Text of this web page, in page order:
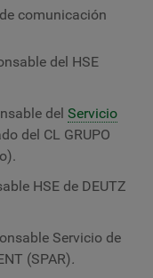
comunicación
del HSE
del Servicio
del CL GRUPO
HSE de DEUTZ
Servicio de
(SPAR).